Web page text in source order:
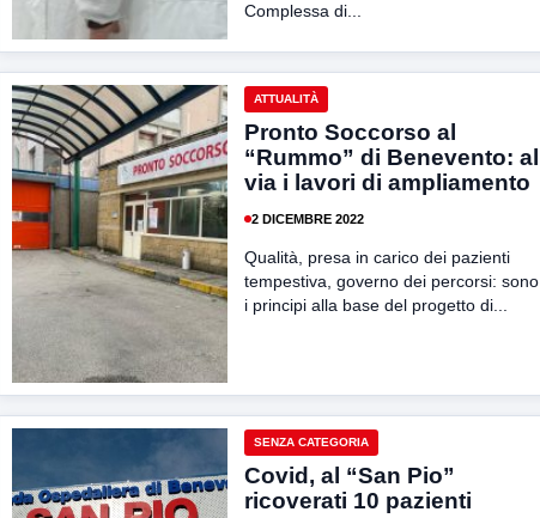
Complessa di...
ATTUALITÀ
Pronto Soccorso al
“Rummo” di Benevento: al
via i lavori di ampliamento
2 DICEMBRE 2022
Qualità, presa in carico dei pazienti
tempestiva, governo dei percorsi: sono
i principi alla base del progetto di...
SENZA CATEGORIA
Covid, al “San Pio”
ricoverati 10 pazienti